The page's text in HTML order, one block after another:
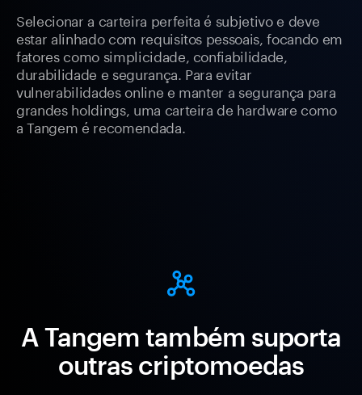
Selecionar a carteira perfeita é subjetivo e deve
estar alinhado com requisitos pessoais, focando em
fatores como simplicidade, confiabilidade,
durabilidade e segurança. Para evitar
vulnerabilidades online e manter a segurança para
grandes holdings, uma carteira de hardware como
a Tangem é recomendada.
A Tangem também suporta
outras criptomoedas